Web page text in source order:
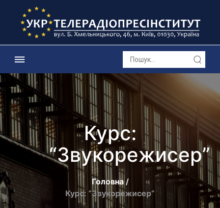
Курс:
“Звукорежисер”
Головна
Курс: “Звукорежисер”